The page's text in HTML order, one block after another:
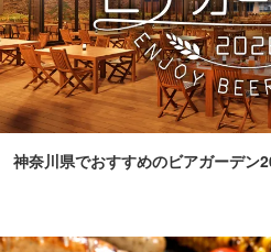
神奈川県でおすすめのビアガーデン